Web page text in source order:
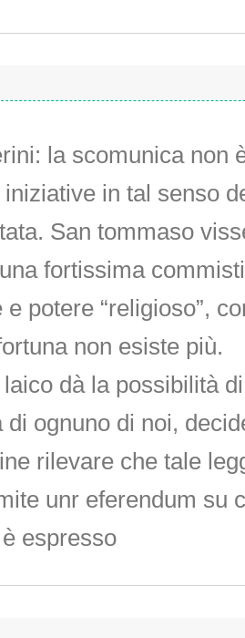
la scomunica non
in tal senso
San tommaso
fortissima
potere “religioso”,
non esiste più.
dà la possibilità
di ognuno di noi,
rilevare che tale
unr eferendum su
espresso